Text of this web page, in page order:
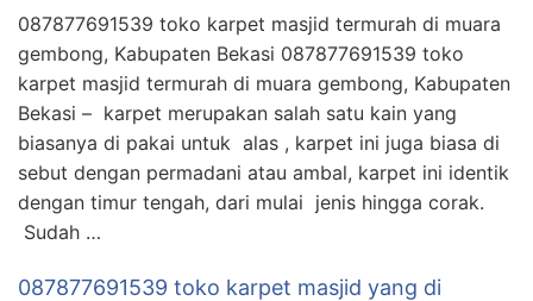
087877691539 toko karpet masjid termurah di muara
gembong, Kabupaten Bekasi 087877691539 toko
karpet masjid termurah di muara gembong, Kabupaten
Bekasi – karpet merupakan salah satu kain yang
biasanya di pakai untuk alas , karpet ini juga biasa di
sebut dengan permadani atau ambal, karpet ini identik
dengan timur tengah, dari mulai jenis hingga corak.
Sudah …
087877691539 toko karpet masjid yang di